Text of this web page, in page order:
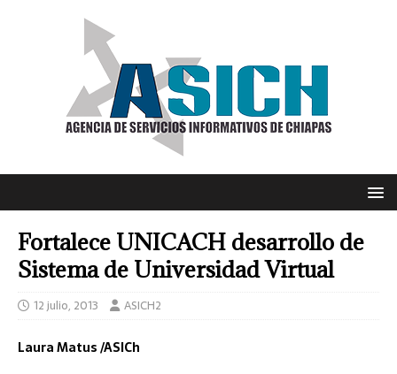
Fortalece UNICACH desarrollo de
Sistema de Universidad Virtual
12 julio, 2013 ASICH2
Laura Matus /ASICh